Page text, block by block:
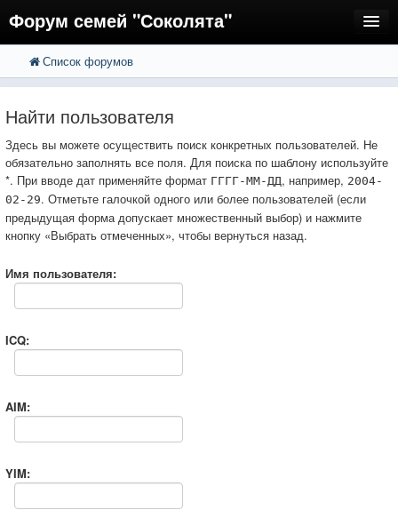
Форум семей "Соколята"
FAQ
Вход
Список форумов
Найти пользователя
Здесь вы можете осуществить поиск конкретных пользователей. Не
обязательно заполнять все поля. Для поиска по шаблону используйте
*. При вводе дат применяйте формат ГГГГ-ММ-ДД, например, 2004-
02-29. Отметьте галочкой одного или более пользователей (если
предыдущая форма допускает множественный выбор) и нажмите
кнопку «Выбрать отмеченных», чтобы вернуться назад.
Имя пользователя:
ICQ:
AIM:
YIM: